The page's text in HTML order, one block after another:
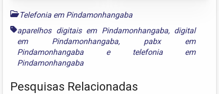
Telefonia em Pindamonhangaba
aparelhos digitais em Pindamonhangaba, digital
em Pindamonhangaba, pabx em
Pindamonhangaba e
telefonia em
Pindamonhangaba
Pesquisas Relacionadas